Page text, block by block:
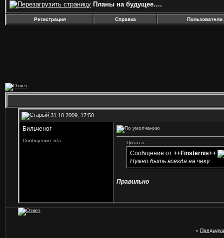
Планы на будущее….
Регистрация Справка Пользователи
31.10.2009, 17:50
Бильченог
Сообщения: n/a Цитата:
Сообщение от ++Finsternis++
Нужно быть всегда на чеку..
Правильно
«